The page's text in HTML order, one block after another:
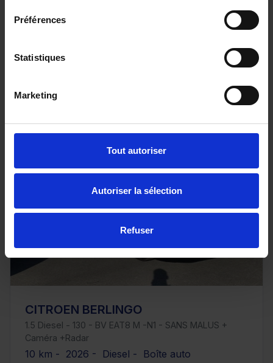
Préférences
Statistiques
Marketing
Tout autoriser
Autoriser la sélection
Refuser
Arceau
ou à partir de706.22 €/mois
CITROEN BERLINGO
1.5 Diesel - 130 - BV EAT8 M -N1 - SANS MALUS +
Caméra +Radar
10 km - 2026 - Diesel - Boîte auto